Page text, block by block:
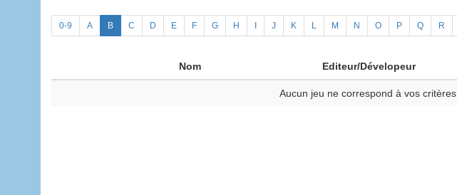
0-9 A B C D E F G H J K L M N O P Q R
Nom Editeur/Dévelopeur
Aucun jeu ne correspond à vos critères.